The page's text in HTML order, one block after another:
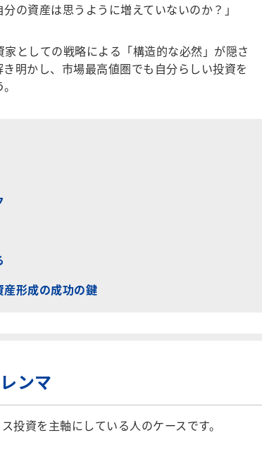
の資産は思うように増えていないのか？」
としての戦略による「構造的な必然」が隠さ
明かし、市場最高値圏でも自分らしい投資を
形成の成功の鍵
ンマ
資を主軸にしている人のケースです。